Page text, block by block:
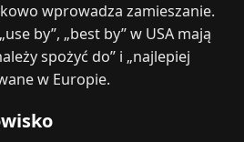
wprowadza zamieszanie.
by”, „best by” w USA mają
spożyć do” i „najlepiej
w Europie.